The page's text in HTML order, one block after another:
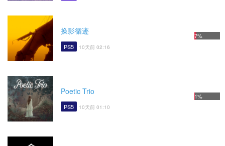
换影循迹
PS5 10天前 02:16
7%
Poetic Trio
PS5 10天前 01:10
1%